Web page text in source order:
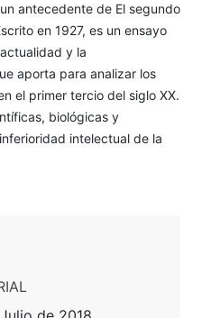
antecedente de El segundo
en 1927, es un ensayo
y la
aporta para analizar los
el primer tercio del siglo XX.
biológicas y
intelectual de la